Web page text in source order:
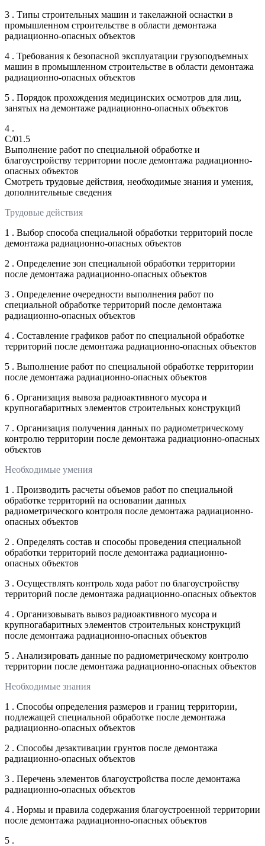
3 . Типы строительных машин и такелажной оснастки в
промышленном строительстве в области демонтажа
радиационно-опасных объектов
4 . Требования к безопасной эксплуатации грузоподъемных
машин в промышленном строительстве в области демонтажа
радиационно-опасных объектов
5 . Порядок прохождения медицинских осмотров для лиц,
занятых на демонтаже радиационно-опасных объектов
4 .
C/01.5
Выполнение работ по специальной обработке и
благоустройству территории после демонтажа радиационно-
опасных объектов
Смотреть трудовые действия, необходимые знания и умения,
дополнительные сведения
Трудовые действия
1 . Выбор способа специальной обработки территорий после
демонтажа радиационно-опасных объектов
2 . Определение зон специальной обработки территории
после демонтажа радиационно-опасных объектов
3 . Определение очередности выполнения работ по
специальной обработке территорий после демонтажа
радиационно-опасных объектов
4 . Составление графиков работ по специальной обработке
территорий после демонтажа радиационно-опасных объектов
5 . Выполнение работ по специальной обработке территории
после демонтажа радиационно-опасных объектов
6 . Организация вывоза радиоактивного мусора и
крупногабаритных элементов строительных конструкций
7 . Организация получения данных по радиометрическому
контролю территории после демонтажа радиационно-опасных
объектов
Необходимые умения
1 . Производить расчеты объемов работ по специальной
обработке территорий на основании данных
радиометрического контроля после демонтажа радиационно-
опасных объектов
2 . Определять состав и способы проведения специальной
обработки территорий после демонтажа радиационно-
опасных объектов
3 . Осуществлять контроль хода работ по благоустройству
территорий после демонтажа радиационно-опасных объектов
4 . Организовывать вывоз радиоактивного мусора и
крупногабаритных элементов строительных конструкций
после демонтажа радиационно-опасных объектов
5 . Анализировать данные по радиометрическому контролю
территории после демонтажа радиационно-опасных объектов
Необходимые знания
1 . Способы определения размеров и границ территории,
подлежащей специальной обработке после демонтажа
радиационно-опасных объектов
2 . Способы дезактивации грунтов после демонтажа
радиационно-опасных объектов
3 . Перечень элементов благоустройства после демонтажа
радиационно-опасных объектов
4 . Нормы и правила содержания благоустроенной территории
после демонтажа радиационно-опасных объектов
5 .